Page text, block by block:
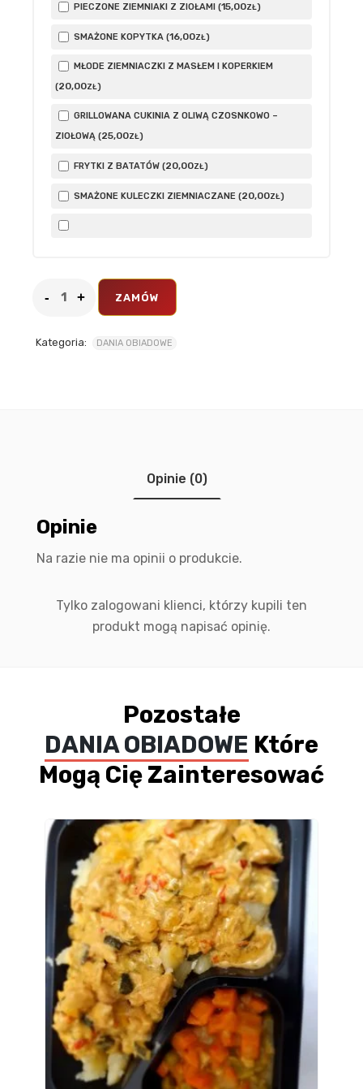
PIECZONE ZIEMNIAKI Z ZIOŁAMI (15,00ZŁ)
SMAŻONE KOPYTKA (16,00ZŁ)
MŁODE ZIEMNIACZKI Z MASŁEM I KOPERKIEM
(20,00ZŁ)
GRILLOWANA CUKINIA Z OLIWĄ CZOSNKOWO –
ZIOŁOWĄ (25,00ZŁ)
FRYTKI Z BATATÓW (20,00ZŁ)
SMAŻONE KULECZKI ZIEMNIACZANE (20,00ZŁ)
ZAMÓW
Kategoria: DANIA OBIADOWE
Opinie (0)
Opinie
Na razie nie ma opinii o produkcie.
Tylko zalogowani klienci, którzy kupili ten
produkt mogą napisać opinię.
Pozostałe
DANIA OBIADOWE Które
Mogą Cię Zainteresować